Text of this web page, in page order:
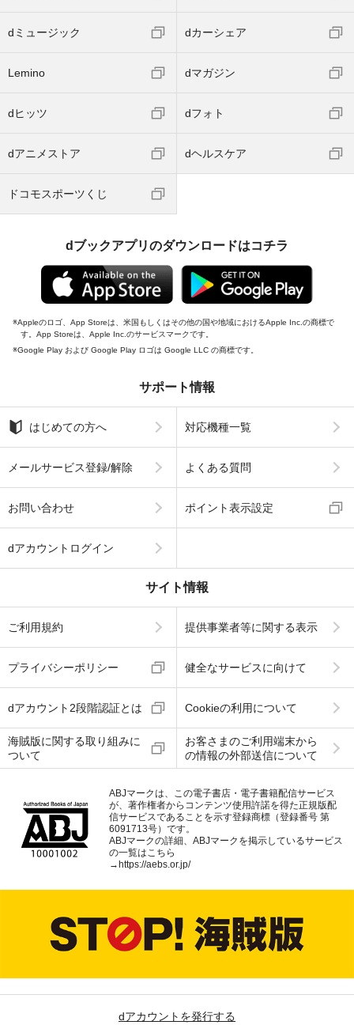
dミュージック dカーシェア
Lemino dマガジン
dヒッツ dフォト
dアニメストア dヘルスケア
ドコモスポーツくじ
dブックアプリのダウンロードはコチラ
Appleのロゴ、App Storeは、米国もしくはその他の国や地域におけるApple Inc.の商標で
す。App Storeは、Apple Inc.のサービスマークです。
Google Play および Google Play ロゴは Google LLC の商標です。
サポート情報
はじめての方へ 対応機種一覧
メールサービス登録/解除 よくある質問
お問い合わせ ポイント表示設定
dアカウントログイン
サイト情報
ご利用規約 提供事業者等に関する表示
プライバシーポリシー 健全なサービスに向けて
dアカウント2段階認証とは Cookieの利用について
海賊版に関する取り組みに
ついて
お客さまのご利用端末から
の情報の外部送信について
ABJマークは、この電子書店・電子書籍配信サービス
が、著作権者からコンテンツ使用許諾を得た正規版配
信サービスであることを示す登録商標（登録番号 第
6091713号）です。
ABJマークの詳細、ABJマークを掲示しているサービス
の一覧はこちら
→ https://aebs.or.jp/
dアカウントを発行する